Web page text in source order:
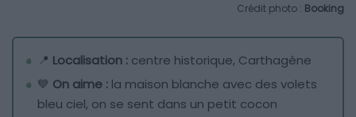
Crédit photo : Booking
📍 Localisation : centre historique, Carthagène
💙 On aime : la maison blanche avec des volets
bleu ciel, on se sent dans un petit cocon